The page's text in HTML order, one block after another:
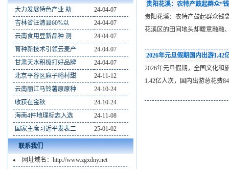
大力发展特色产业 助
24-04-07
吉林省汪清县60%以
24-04-07
云南食用豆新品种 测
24-04-07
育种新技术引领云麦产
24-04-07
甘肃天水积极打好品牌
24-04-07
北京平谷区麻子峪村甜
24-11-12
云南丽江马铃薯原原种
24-10-24
收获在金秋
24-10-24
海南4件地理标志入选
24-11-08
国家主席习近平发表二
25-01-02
联系我们
网址域名：http://www.zgxdny.net
贵阳花溪：农特产鼓起群众“
贵阳花溪：农特产鼓起群众钱
花溪区的田间地头却暖意融融
2026年元旦假期国内出游1.42
2026年元旦假期，全国文化和
1.42亿人次，国内出游总花费